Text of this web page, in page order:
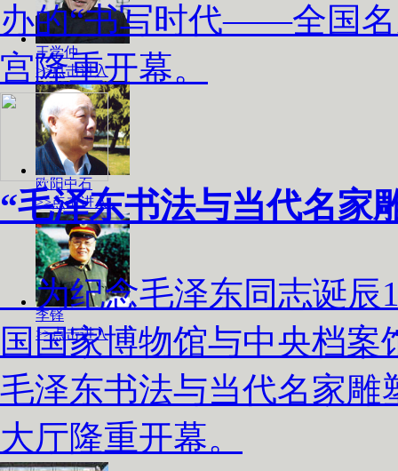
王学仲
>>点击进入
欧阳中石
>>点击进入
李铎
>>点击进入
办的“书写时代——全国名
宫隆重开幕。
“毛泽东书法与当代名家
为纪念毛泽东同志诞辰
国国家博物馆与中央档
毛泽东书法与当代名家雕
大厅隆重开幕。